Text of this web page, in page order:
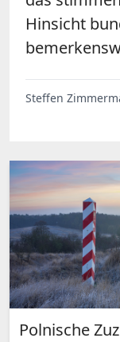
Hinsicht
Steffen
Polnische